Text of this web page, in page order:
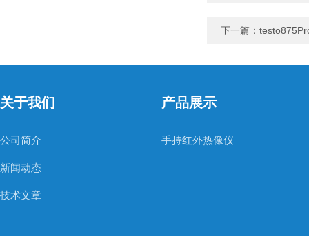
下一篇：
关于我们
公司简介
新闻动态
技术文章
产品展示
手持红外热像仪